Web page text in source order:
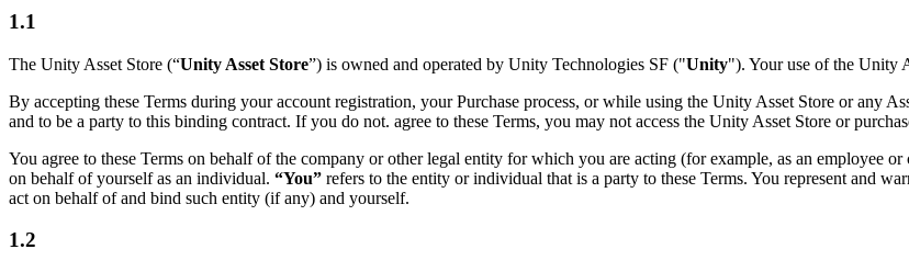
Perspectivas post-lanzamiento y operaciones de juego en vivo
Adquisición de usuarios
Hazte descubrir y adquiere usuarios móviles
Compras dentro de la aplicación
Transforma las experiencias en tienda en experiencias en línea
Industria automotriz
Impulsar la innovación y las experiencias en el automóvil
Ver todas las industrias
Información útil
Casos de estudio
Guías de mejores prácticas
Consejos y trucos de expertos
Demostraciones
Todos los recursos
Únete a desarrolladores, creadores e insiders
Premios Unity
Consejos prácticos y mejores prácticas
Para estudiantes
Impulsa tu carrera
Para docentes
1.1
The Unity Asset Store (“Unity Asset Store”) is owned and operated by Unity Technologies SF ("Unity"). Your use of the Unity
By accepting these Terms during your account registration, your Purchase process, or while using the Unity Asset Store or any
and to be a party to this binding contract. If you do not. agree to these Terms, you may not access the Unity Asset Store or
You agree to these Terms on behalf of the company or other legal entity for which you are acting (for example, as an employee
on behalf of yourself as an individual. “You” refers to the entity or individual that is a party to these Terms. You represent and
act on behalf of and bind such entity (if any) and yourself.
1.2